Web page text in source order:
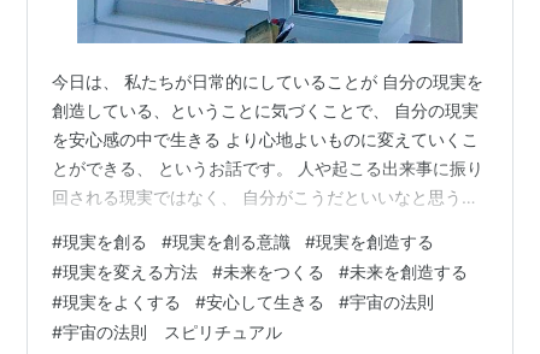
今日は、 私たちが日常的にしていることが 自分の現実を
創造している、ということに気づくことで、 自分の現実
を安心感の中で生きる より心地よいものに変えていくこ
とができる、 というお話です。 人や起こる出来事に振り
回される現実ではなく、 自分がこうだといいなと思う自
それは難しいことではなく、 誰にでもできることなので
す(^^) ・ 今日も朝から気持ちのいい冬晴れの一日でし
た。 部屋に深く届く柔らかな太陽の光を見るたび もう冬
なのだなぁと感じます。 この穏やかな感じがとても好き
#現実を創る #現実を創る意識 #現実を創造する
#現実を変える方法 #未来をつくる #未来を創造する
#現実をよくする #安心して生きる #宇宙の法則
#宇宙の法則 スピリチュアル